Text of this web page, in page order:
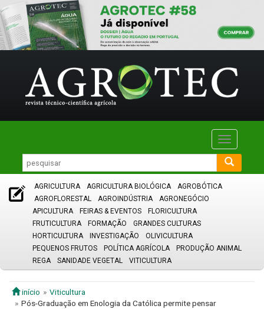
Toggle
AGRICULTURA AGRICULTURA BIOLÓGICA
AGROBÓTICA
AGROFLORESTAL
AGROINDÚSTRIA
AGRONEGÓCIO
APICULTURA
FEIRAS & EVENTOS
FLORICULTURA
FRUTICULTURA
FORMAÇÃO
GRANDES CULTURAS
HORTICULTURA
INVESTIGAÇÃO
OLIVICULTURA
PEQUENOS FRUTOS
POLÍTICA AGRÍCOLA
PRODUÇÃO ANIMAL
REGA
SANIDADE VEGETAL VITICULTURA
início
Viticultura
Pós-Graduação em Enologia da Católica permite pensar